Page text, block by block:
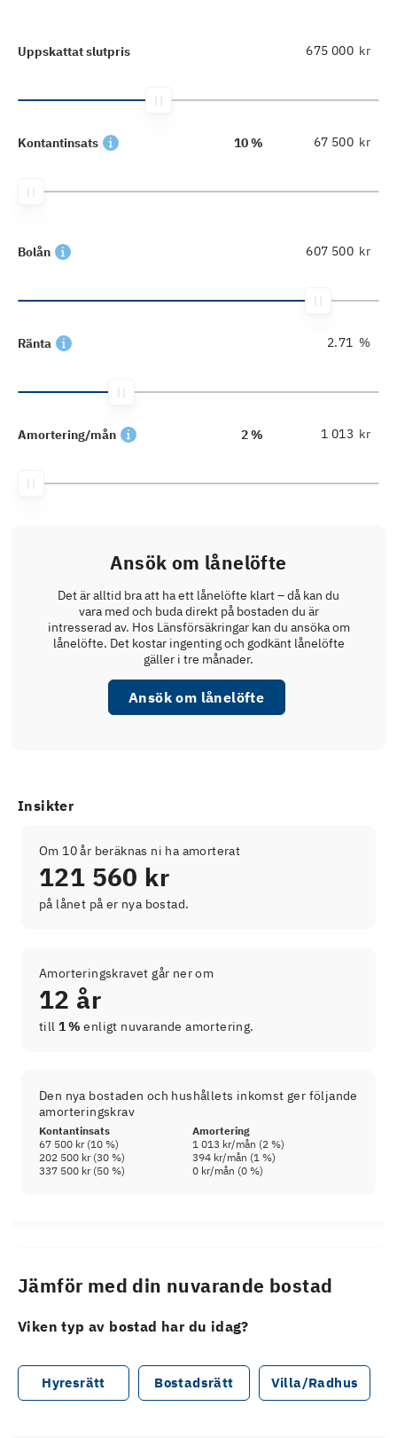
Uppskattat slutpris kr
Kontantinsats 10 % kr
Bolån kr
Ränta %
Amortering/mån 2 % kr
Ansök om lånelöfte
Det är alltid bra att ha ett lånelöfte klart – då kan du
vara med och buda direkt på bostaden du är
intresserad av. Hos Länsförsäkringar kan du ansöka om
lånelöfte. Det kostar ingenting och godkänt lånelöfte
gäller i tre månader.
Ansök om lånelöfte
Insikter
Om 10 år beräknas ni ha amorterat
121 560 kr
på lånet på er nya bostad.
Amorteringskravet går ner om
12 år
till 1 % enligt nuvarande amortering.
Den nya bostaden och hushållets inkomst ger följande
amorteringskrav
Kontantinsats
Amortering
67 500 kr(10 %) 1 013 kr/mån (2 %)
202 500 kr(30 %) 394 kr/mån (1 %)
337 500 kr(50 %) 0 kr/mån (0 %)
Jämför med din nuvarande bostad
Viken typ av bostad har du idag?
Hyresrätt Bostadsrätt Villa/Radhus